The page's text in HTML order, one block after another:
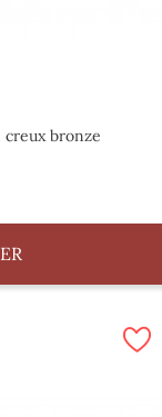
creux bronze